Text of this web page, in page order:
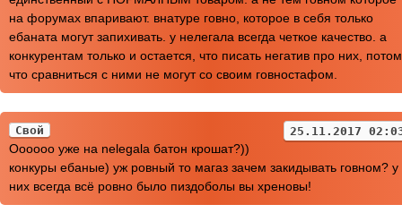
на форумах впаривают. внатуре говно, которое в себя только
ебаната могут запихивать. у нелегала всегда четкое качество. а
конкурентам только и остается, что писать негатив про них,
что сравниться с ними не могут со своим говностафом.
Свой 25.11.2017
Оооооо уже на nelegala батон крошат?))
конкуры ебаные) уж ровный то магаз зачем закидывать говном? у
них всегда всё ровно было пиздоболы вы хреновы!